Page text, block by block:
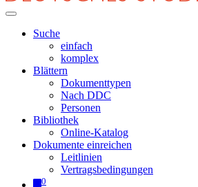
Suche
einfach
komplex
Blättern
Dokumenttypen
Nach DDC
Personen
Bibliothek
Online-Katalog
Dokumente einreichen
Leitlinien
Vertragsbedingungen
0